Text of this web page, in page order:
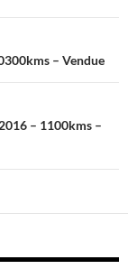
– Vendue
– 1100kms –